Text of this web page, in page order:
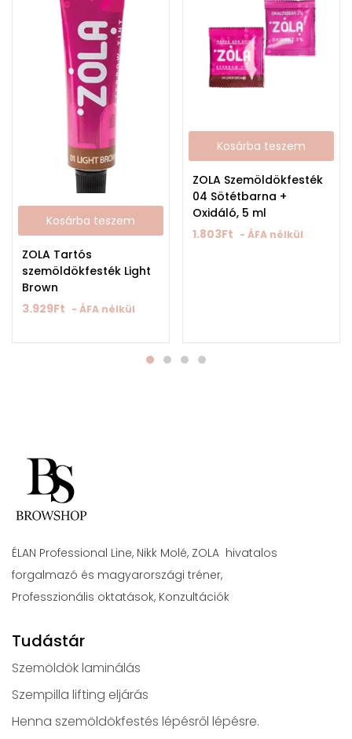
Kosárba teszem
ZOLA Tartós
szemöldökfesték Light
Brown
3.929Ft - ÁFA nélkül
Kosárba teszem
ZOLA Szemöldökfesték
04 Sötétbarna +
Oxidáló, 5 ml
1.803Ft - ÁFA nélkül
ÉLAN Professional Line, Nikk Molé, ZOLA hivatalos
forgalmazó és magyarországi tréner,
Professzionális oktatások, Konzultációk
Tudástár
Szemöldök laminálás
Szempilla lifting eljárás
Henna szemöldökfestés lépésről lépésre.